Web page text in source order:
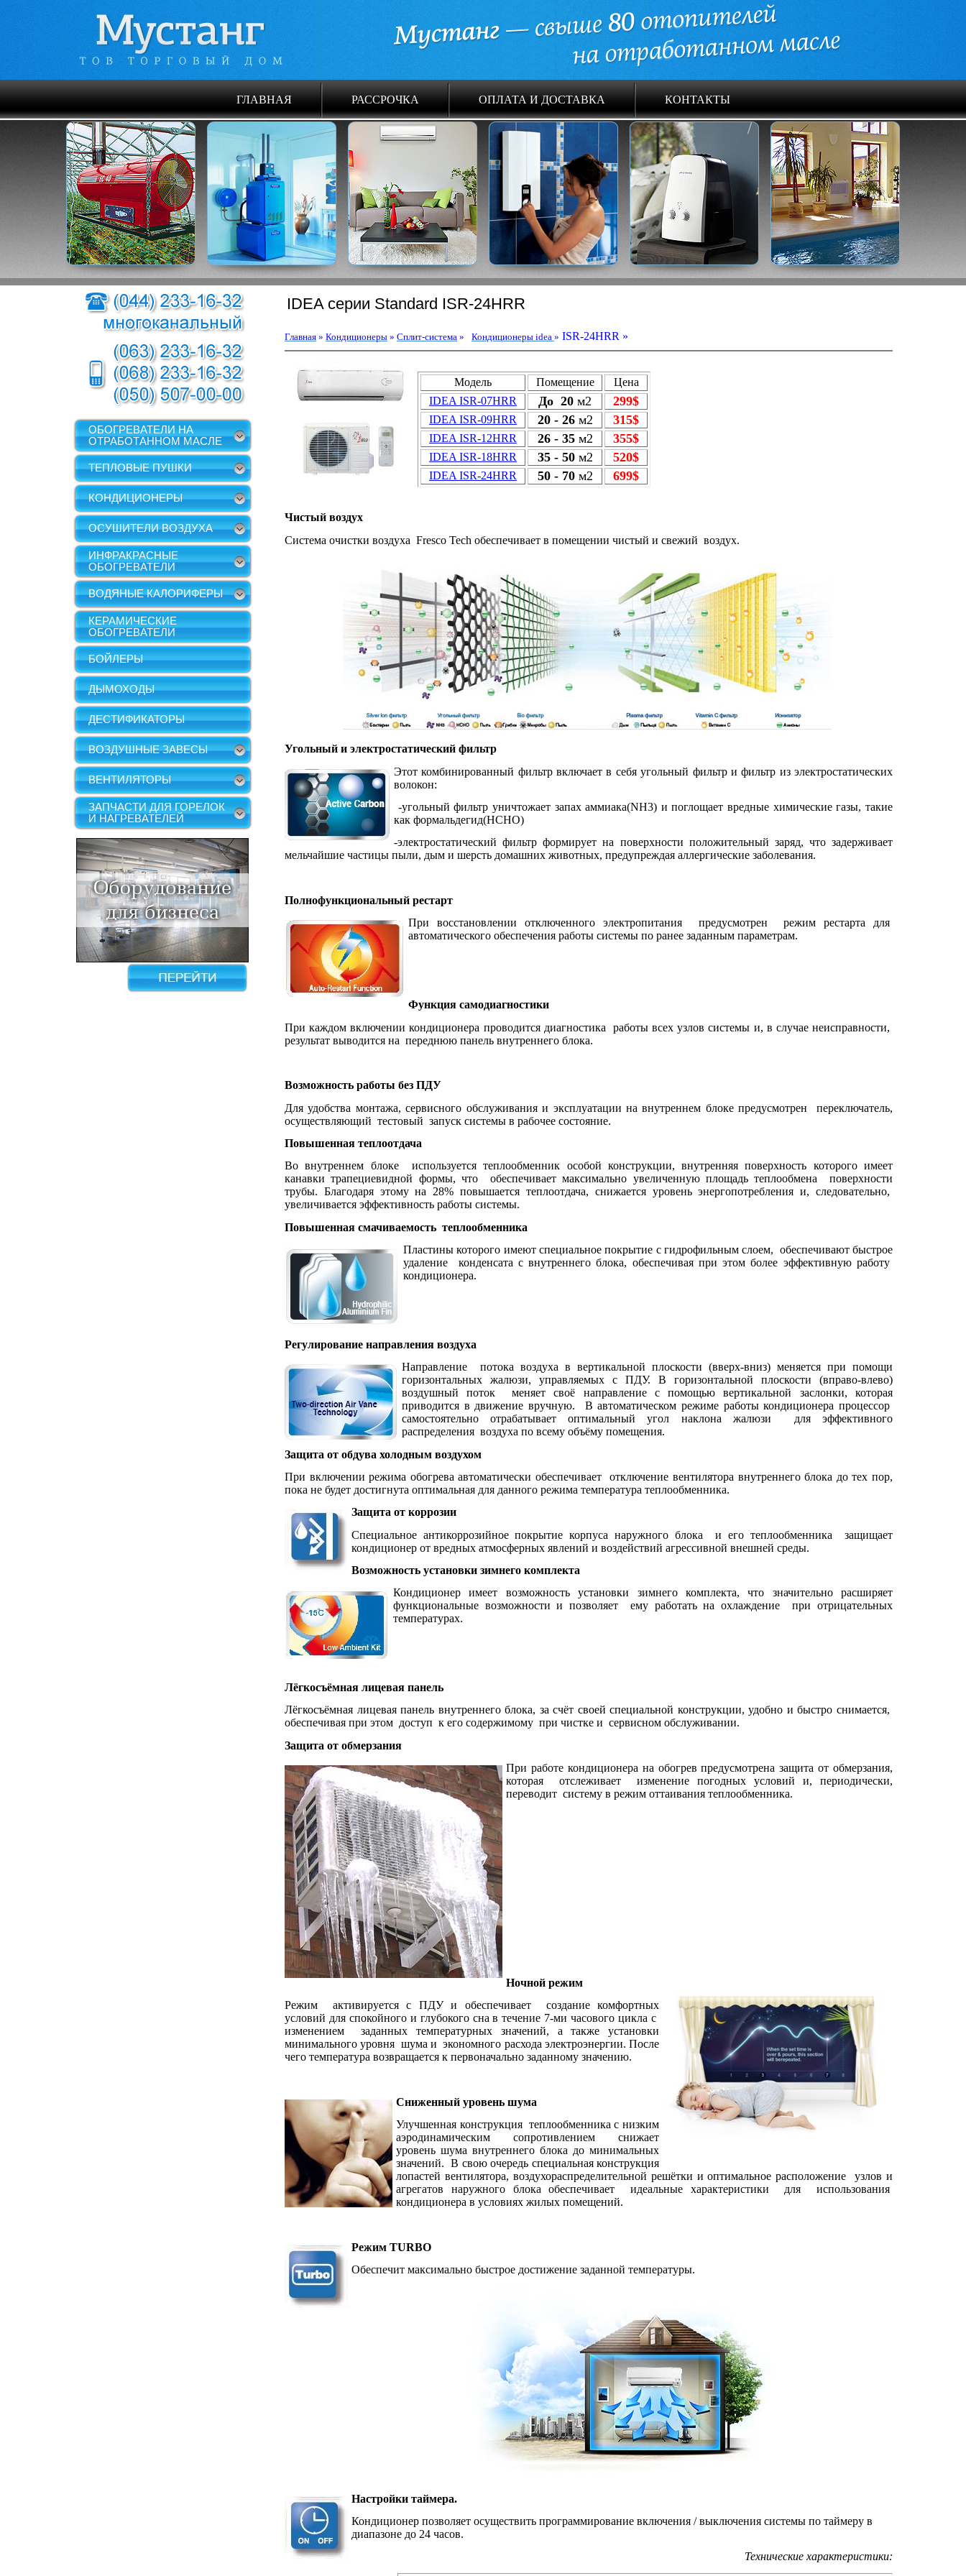
ГЛАВНАЯ РАССРОЧКА ОПЛАТА И ДОСТАВКА КОНТАКТЫ
ОБОГРЕВАТЕЛИ НА
ОТРАБОТАННОМ МАСЛЕ
ТЕПЛОВЫЕ ПУШКИ
КОНДИЦИОНЕРЫ
ОСУШИТЕЛИ ВОЗДУХА
ИНФРАКРАСНЫЕ
ОБОГРЕВАТЕЛИ
ВОДЯНЫЕ КАЛОРИФЕРЫ
КЕРАМИЧЕСКИЕ
ОБОГРЕВАТЕЛИ
БОЙЛЕРЫ
ДЫМОХОДЫ
ДЕСТИФИКАТОРЫ
ВОЗДУШНЫЕ ЗАВЕСЫ
ВЕНТИЛЯТОРЫ
ЗАПЧАСТИ ДЛЯ ГОРЕЛОК
И НАГРЕВАТЕЛЕЙ
IDEA серии Standard ISR-24HRR
Главная » Кондиционеры » Cплит-система » Кондиционеры idea » ISR-24HRR »
Модель Помещение
Цена
IDEA ISR-07HRR
До 20 м2 299$
IDEA ISR-09HRR 20 - 26 м2 315$
IDEA ISR-12HRR 26 - 35 м2 355$
IDEA ISR-18HRR 35 - 50 м2 520$
IDEA ISR-24HRR 50 - 70 м2 699$
Чистый воздух
Система очистки воздуха Fresco Tech обеспечивает в помещении чистый и свежий воздух.
Угольный и электростатический фильтр
Этот комбинированный фильтр включает в себя угольный фильтр и фильтр из электростатических
волокон:
-угольный фильтр уничтожает запах аммиака(NH3) и поглощает вредные химические газы, такие
как формальдегид(HCHO)
-электростатический фильтр формирует на поверхности положительный заряд, что задерживает
мельчайшие частицы пыли, дым и шерсть домашних животных, предупреждая аллергические заболевания.
Полнофункциональный рестарт
При восстановлении отключенного электропитания
предусмотрен
режим рестарта для
автоматического обеспечения работы системы по ранее заданным параметрам.
Функция самодиагностики
При каждом включении кондиционера проводится диагностика
работы всех узлов системы и, в случае неисправности,
результат выводится на переднюю панель внутреннего блока.
Возможность работы без ПДУ
Для удобства монтажа, сервисного обслуживания и эксплуатации на внутреннем блоке предусмотрен
переключатель,
осуществляющий тестовый запуск системы в рабочее состояние.
Повышенная теплоотдача
Во внутреннем блоке
используется теплообменник особой конструкции, внутренняя поверхность которого имеет
канавки трапециевидной формы, что
обеспечивает максимально увеличенную площадь теплообмена
поверхности
трубы. Благодаря этому на 28% повышается теплоотдача, снижается уровень энергопотребления и, следовательно,
увеличивается эффективность работы системы.
Повышенная смачиваемость теплообменника
Пластины которого имеют специальное покрытие с гидрофильным слоем, обеспечивают быстрое
удаление
конденсата с внутреннего блока, обеспечивая при этом более эффективную работу
кондиционера.
Регулирование направления воздуха
Направление
потока воздуха в вертикальной плоскости (вверх-вниз) меняется при помощи
горизонтальных жалюзи, управляемых с ПДУ. В горизонтальной плоскости (вправо-влево)
воздушный поток
меняет своё направление с помощью вертикальной заслонки, которая
приводится в движение вручную.
В автоматическом режиме работы кондиционера процессор
самостоятельно отрабатывает оптимальный угол наклона жалюзи
для эффективного
распределения воздуха по всему объёму помещения.
Защита от обдува холодным воздухом
При включении режима обогрева автоматически обеспечивает
отключение вентилятора внутреннего блока до тех пор,
пока не будет достигнута оптимальная для данного режима температура теплообменника.
Защита от коррозии
Специальное антикоррозийное покрытие корпуса наружного блока
и его теплообменника
защищает
кондиционер от вредных атмосферных явлений и воздействий агрессивной внешней среды.
Возможность установки зимнего комплекта
Кондиционер имеет возможность установки зимнего комплекта, что значительно расширяет
функциональные возможности и позволяет
ему работать на охлаждение
при отрицательных
температурах.
Лёгкосъёмная лицевая панель
Лёгкосъёмная лицевая панель внутреннего блока, за счёт своей специальной конструкции, удобно и быстро снимается,
обеспечивая при этом доступ к его содержимому при чистке и сервисном обслуживании.
Защита от обмерзания
При работе кондиционера на обогрев предусмотрена защита от обмерзания,
которая
отслеживает
изменение погодных условий и, периодически,
переводит систему в режим оттаивания теплообменника.
Ночной режим
Режим
активируется с ПДУ и обеспечивает
создание комфортных
условий для спокойного и глубокого сна в течение 7-ми часового цикла с
изменением
заданных температурных значений, а также установки
минимального уровня шума и экономного расхода электроэнергии. После
чего температура возвращается к первоначально заданному значению.
Сниженный уровень шума
Улучшенная конструкция теплообменника с низким
аэродинамическим сопротивлением снижает
уровень шума внутреннего блока до минимальных
значений. В свою очередь специальная конструкция
лопастей вентилятора, воздухораспределительной решётки и оптимальное расположение
узлов и
агрегатов наружного блока обеспечивает
идеальные характеристики для
использования
кондиционера в условиях жилых помещений.
Режим TURBO
Обеспечит максимально быстрое достижение заданной температуры.
Настройки таймера.
Кондиционер позволяет осуществить программирование включения / выключения системы по таймеру в
диапазоне до 24 часов.
Технические характеристики: